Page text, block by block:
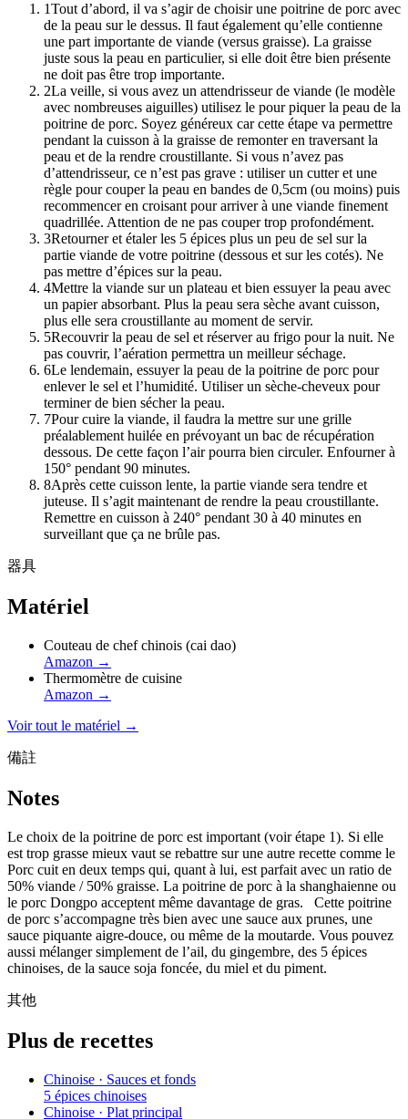
1Tout d’abord, il va s’agir de choisir une poitrine de porc avec
de la peau sur le dessus. Il faut également qu’elle contienne
une part importante de viande (versus graisse). La graisse
juste sous la peau en particulier, si elle doit être bien présente
ne doit pas être trop importante.
2La veille, si vous avez un attendrisseur de viande (le modèle
avec nombreuses aiguilles) utilisez le pour piquer la peau de la
poitrine de porc. Soyez généreux car cette étape va permettre
pendant la cuisson à la graisse de remonter en traversant la
peau et de la rendre croustillante. Si vous n’avez pas
d’attendrisseur, ce n’est pas grave : utiliser un cutter et une
règle pour couper la peau en bandes de 0,5cm (ou moins) puis
recommencer en croisant pour arriver à une viande finement
quadrillée. Attention de ne pas couper trop profondément.
3Retourner et étaler les 5 épices plus un peu de sel sur la
partie viande de votre poitrine (dessous et sur les cotés). Ne
pas mettre d’épices sur la peau.
4Mettre la viande sur un plateau et bien essuyer la peau avec
un papier absorbant. Plus la peau sera sèche avant cuisson,
plus elle sera croustillante au moment de servir.
5Recouvrir la peau de sel et réserver au frigo pour la nuit. Ne
pas couvrir, l’aération permettra un meilleur séchage.
6Le lendemain, essuyer la peau de la poitrine de porc pour
enlever le sel et l’humidité. Utiliser un sèche-cheveux pour
terminer de bien sécher la peau.
7Pour cuire la viande, il faudra la mettre sur une grille
préalablement huilée en prévoyant un bac de récupération
dessous. De cette façon l’air pourra bien circuler. Enfourner à
150° pendant 90 minutes.
8Après cette cuisson lente, la partie viande sera tendre et
juteuse. Il s’agit maintenant de rendre la peau croustillante.
Remettre en cuisson à 240° pendant 30 à 40 minutes en
surveillant que ça ne brûle pas.
器具
Matériel
Couteau de chef chinois (cai dao)
Amazon →
Thermomètre de cuisine
Amazon →
Voir tout le matériel →
備註
Notes
Le choix de la poitrine de porc est important (voir étape 1). Si elle
est trop grasse mieux vaut se rebattre sur une autre recette comme le
Porc cuit en deux temps qui, quant à lui, est parfait avec un ratio de
50% viande / 50% graisse. La poitrine de porc à la shanghaienne ou
le porc Dongpo acceptent même davantage de gras. Cette poitrine
de porc s’accompagne très bien avec une sauce aux prunes, une
sauce piquante aigre-douce, ou même de la moutarde. Vous pouvez
aussi mélanger simplement de l’ail, du gingembre, des 5 épices
chinoises, de la sauce soja foncée, du miel et du piment.
其他
Plus de recettes
Chinoise · Sauces et fonds
5 épices chinoises
Chinoise · Plat principal